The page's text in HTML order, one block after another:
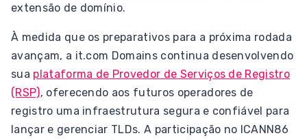
extensão de domínio.
À medida que os preparativos para a próxima rodada
avançam, a it.com Domains continua desenvolvendo
sua plataforma de Provedor de Serviços de Registro
(RSP), oferecendo aos futuros operadores de
registro uma infraestrutura segura e confiável para
lançar e gerenciar TLDs. A participação no ICANN86